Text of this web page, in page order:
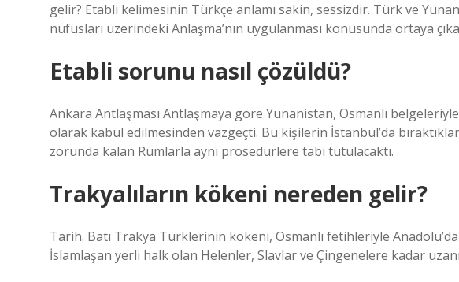
gelir? Etabli kelimesinin Türkçe anlamı sakin, sessizdir. Türk ve
nüfusları üzerindeki Anlaşma’nın uygulanması konusunda ortaya
Etabli sorunu nasıl çözüldü?
Ankara Antlaşması Antlaşmaya göre Yunanistan, Osmanlı
olarak kabul edilmesinden vazgeçti. Bu kişilerin İstanbul’da
zorunda kalan Rumlarla aynı prosedürlere tabi tutulacaktı.
Trakyalıların kökeni nereden gelir?
Tarih. Batı Trakya Türklerinin kökeni, Osmanlı fetihleriyle
İslamlaşan yerli halk olan Helenler, Slavlar ve Çingenelere kadar